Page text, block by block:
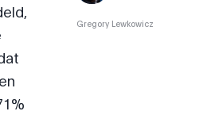
Gregory Lewkowicz